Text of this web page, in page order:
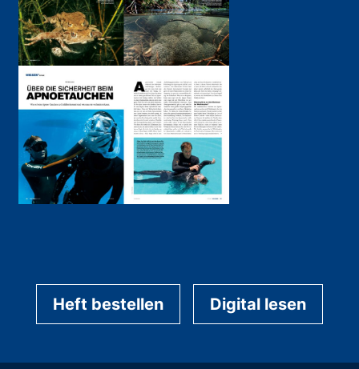
Heft bestellen Digital lesen